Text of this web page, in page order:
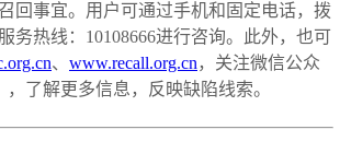
回事宜。用户可通过手机和固定电话，拨
务热线：10108666进行咨询。此外，也可
、 www.recall.org.cn ，关注微信公众
了解更多信息，反映缺陷线索。